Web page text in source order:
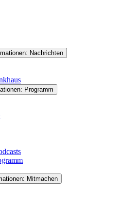
Nachrichten
Programm
Mitmachen